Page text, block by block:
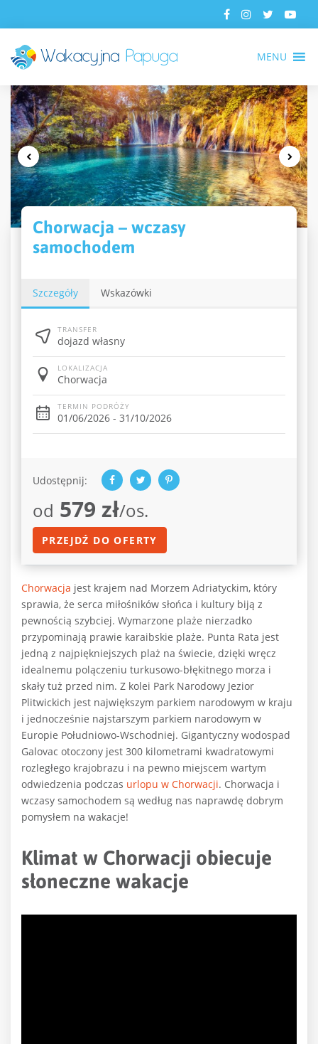
MENU
Chorwacja – wczasy
samochodem
Szczegóły Wskazówki
TRANSFER
dojazd własny
LOKALIZACJA
Chorwacja
TERMIN PODRÓŻY
01/06/2026 - 31/10/2026
Udostępnij:
od 579 zł/os.
PRZEJDŹ DO OFERTY
Chorwacja jest krajem nad Morzem Adriatyckim, który
sprawia, że serca miłośników słońca i kultury biją z
pewnością szybciej. Wymarzone plaże nierzadko
przypominają prawie karaibskie plaże. Punta Rata jest
jedną z najpiękniejszych plaż na świecie, dzięki wręcz
idealnemu polączeniu turkusowo-błękitnego morza i
skały tuż przed nim. Z kolei Park Narodowy Jezior
Plitwickich jest największym parkiem narodowym w kraju
i jednocześnie najstarszym parkiem narodowym w
Europie Południowo-Wschodniej. Gigantyczny wodospad
Galovac otoczony jest 300 kilometrami kwadratowymi
rozległego krajobrazu i na pewno miejscem wartym
odwiedzenia podczas urlopu w Chorwacji. Chorwacja i
wczasy samochodem są według nas naprawdę dobrym
pomysłem na wakacje!
Klimat w Chorwacji obiecuje
słoneczne wakacje